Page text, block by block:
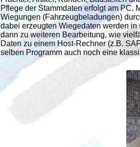
Pflege der Stammdaten erfolgt am PC.
Wiegungen (Fahrzeugbeladungen)
dabei erzeugten Wiegedaten werden
dann zu weiteren Bearbeitung, wie
Daten zu einem Host-Rechner (z.B.
selben Programm auch noch eine